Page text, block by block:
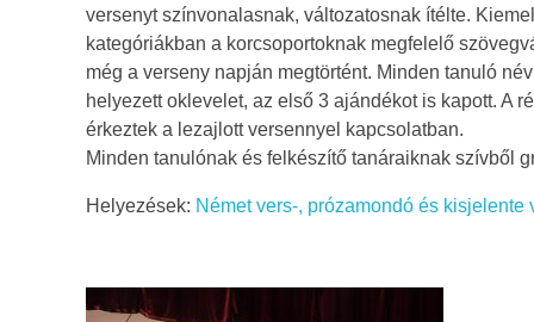
v
e
r
s
é
versenyt színvonalasnak, változatosnak ítélte.
kategóriákban a korcsoportoknak megfelelő
még a verseny napján megtörtént. Minden tanuló
helyezett oklevelet, az első 3 ajándékot is kapott. A
érkeztek a lezajlott versennyel kapcsolatban.
Minden tanulónak és felkészítő tanáraiknak szívből
Helyezések: Német vers-, prózamondó és kisjelente